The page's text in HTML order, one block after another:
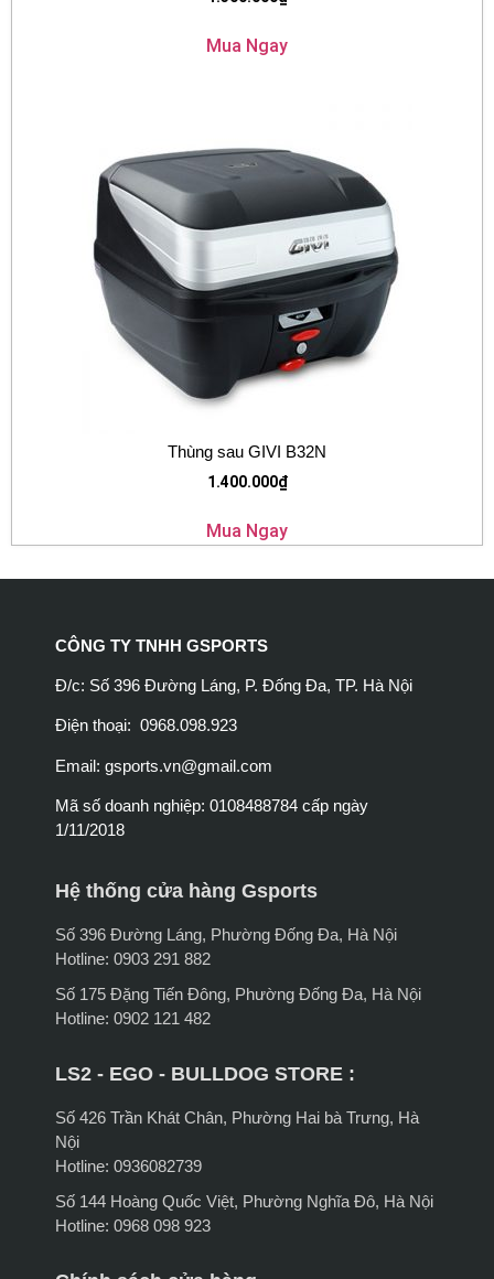
Mua Ngay
Thùng sau GIVI B32N
1.400.000₫
Mua Ngay
CÔNG TY TNHH GSPORTS
Đ/c: Số 396 Đường Láng, P. Đống Đa, TP. Hà Nội
Điện thoại: 0968.098.923
Email: gsports.vn@gmail.com
Mã số doanh nghiệp: 0108488784 cấp ngày
1/11/2018
Hệ thống cửa hàng Gsports
Số 396 Đường Láng, Phường Đống Đa, Hà Nội
Hotline: 0903 291 882
Số 175 Đặng Tiến Đông, Phường Đống Đa, Hà Nội
Hotline: 0902 121 482
LS2 - EGO - BULLDOG STORE :
Số 426 Trần Khát Chân, Phường Hai bà Trưng, Hà
Nội
Hotline: 0936082739
Số 144 Hoàng Quốc Việt, Phường Nghĩa Đô, Hà Nội
Hotline: 0968 098 923